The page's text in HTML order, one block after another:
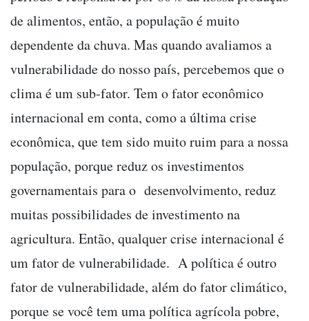
de alimentos, então, a população é muito
dependente da chuva. Mas quando avaliamos a
vulnerabilidade do nosso país, percebemos que o
clima é um sub-fator. Tem o fator econômico
internacional em conta, como a última crise
econômica, que tem sido muito ruim para a nossa
população, porque reduz os investimentos
governamentais para o desenvolvimento, reduz
muitas possibilidades de investimento na
agricultura. Então, qualquer crise internacional é
um fator de vulnerabilidade. A política é outro
fator de vulnerabilidade, além do fator climático,
porque se você tem uma política agrícola pobre,